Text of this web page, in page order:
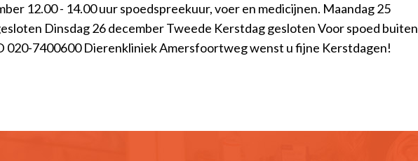
12.00 - 14.00 uur spoedspreekuur, voer en medicijnen. Maandag 25
Dinsdag 26 december Tweede Kerstdag gesloten Voor spoed buiten
020-7400600 Dierenkliniek Amersfoortweg wenst u fijne Kerstdagen!